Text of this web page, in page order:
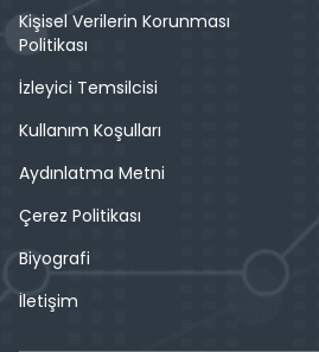
Kişisel Verilerin Korunması
Politikası
İzleyici Temsilcisi
Kullanım Koşulları
Aydınlatma Metni
Çerez Politikası
Biyografi
İletişim